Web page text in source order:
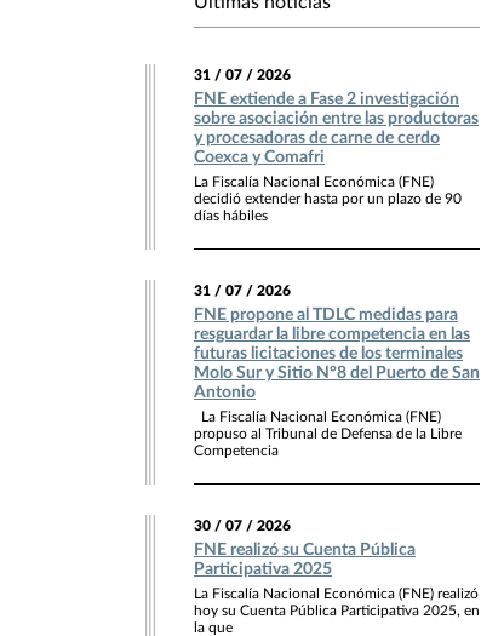
31 / 07 / 2026
FNE extiende a Fase 2 investigación
sobre asociación entre las productoras
y procesadoras de carne de cerdo
Coexca y Comafri
La Fiscalía Nacional Económica (FNE)
decidió extender hasta por un plazo de 90
días hábiles
31 / 07 / 2026
FNE propone al TDLC medidas para
resguardar la libre competencia en las
futuras licitaciones de los terminales
Molo Sur y Sitio N°8 del Puerto de San
Antonio
La Fiscalía Nacional Económica (FNE)
propuso al Tribunal de Defensa de la Libre
Competencia
30 / 07 / 2026
FNE realizó su Cuenta Pública
Participativa 2025
La Fiscalía Nacional Económica (FNE) realizó
hoy su Cuenta Pública Participativa 2025, en
la que